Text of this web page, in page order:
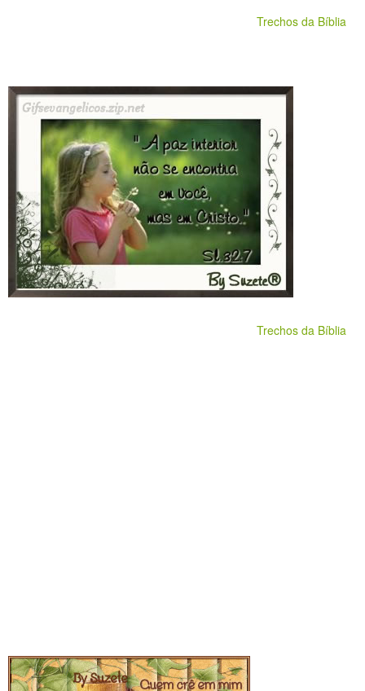
Trechos da Bíblia
Trechos da Bíblia